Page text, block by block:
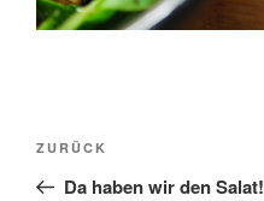
Beitragsnavigation
Vorheriger
Beitrag
ZURÜCK
Da haben wir den Salat!